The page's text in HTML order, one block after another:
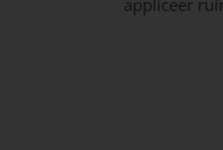
appliceer